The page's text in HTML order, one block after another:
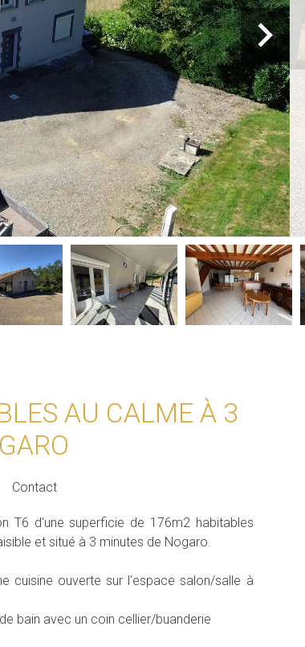
AU CALME À 3
Contact
T6 d'une superficie de 176m2 habitables
et situé à 3 minutes de Nogaro.
cuisine ouverte sur l'espace salon/salle à
bain avec un coin cellier/buanderie